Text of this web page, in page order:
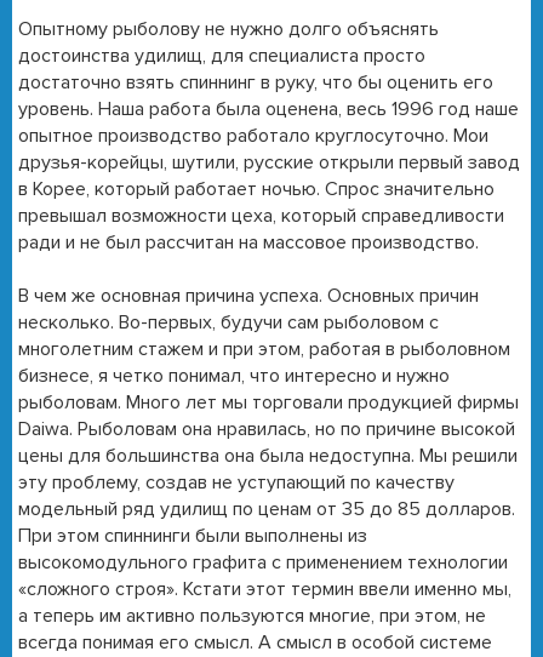
Опытному рыболову не нужно долго объяснять
достоинства удилищ, для специалиста просто
достаточно взять спиннинг в руку, что бы оценить его
уровень. Наша работа была оценена, весь 1996 год наше
опытное производство работало круглосуточно. Мои
друзья-корейцы, шутили, русские открыли первый завод
в Корее, который работает ночью. Спрос значительно
превышал возможности цеха, который справедливости
ради и не был рассчитан на массовое производство.
В чем же основная причина успеха. Основных причин
несколько. Во-первых, будучи сам рыболовом с
многолетним стажем и при этом, работая в рыболовном
бизнесе, я четко понимал, что интересно и нужно
рыболовам. Много лет мы торговали продукцией фирмы
Daiwa. Рыболовам она нравилась, но по причине высокой
цены для большинства она была недоступна. Мы решили
эту проблему, создав не уступающий по качеству
модельный ряд удилищ по ценам от 35 до 85 долларов.
При этом спиннинги были выполнены из
высокомодульного графита с применением технологии
«сложного строя». Кстати этот термин ввели именно мы,
а теперь им активно пользуются многие, при этом, не
всегда понимая его смысл. А смысл в особой системе